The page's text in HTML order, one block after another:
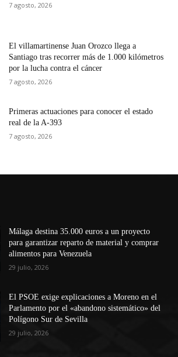
7 agosto, 2026
El villamartinense Juan Orozco llega a
Santiago tras recorrer más de 1.000 kilómetros
por la lucha contra el cáncer
7 agosto, 2026
Primeras actuaciones para conocer el estado
real de la A-393
7 agosto, 2026
Málaga destina 35.000 euros a un proyecto
para garantizar reparto de material y comprar
alimentos para Venezuela
29 julio, 2026
El PSOE exige explicaciones a Moreno en el
Parlamento por el «abandono sistemático» del
Polígono Sur de Sevilla
29 julio, 2026